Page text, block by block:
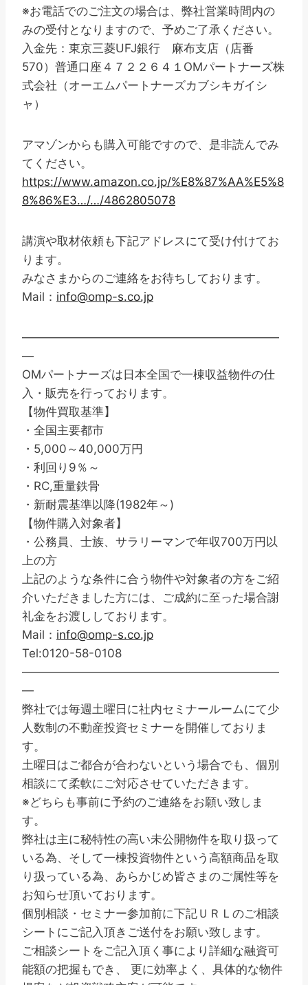
※お電話でのご注文の場合は、弊社営業時間内の
みの受付となりますので、予めご了承ください。
入金先：東京三菱UFJ銀行 麻布支店（店番
570）普通口座４７２２６４１OMパートナーズ株
式会社（オーエムパートナーズカブシキガイシ
ャ）
アマゾンからも購入可能ですので、是非読んでみ
てください。
https://www.amazon.co.jp/%E8%87%AA%E5%8
8%86%E3…/…/4862805078
講演や取材依頼も下記アドレスにて受け付けてお
ります。
みなさまからのご連絡をお待ちしております。
Mail： info@omp-s.co.jp
——————————————————————
—
OMパートナーズは日本全国で一棟収益物件の仕
入・販売を行っております。
【物件買取基準】
・全国主要都市
・5,000～40,000万円
・利回り9％～
・RC,重量鉄骨
・新耐震基準以降(1982年～)
【物件購入対象者】
・公務員、士族、サラリーマンで年収700万円以
上の方
上記のような条件に合う物件や対象者の方をご紹
介いただきました方には、ご成約に至った場合謝
礼金をお渡ししております。
Mail： info@omp-s.co.jp
Tel:0120-58-0108
——————————————————————
—
弊社では毎週土曜日に社内セミナールームにて少
人数制の不動産投資セミナーを開催しておりま
す。
土曜日はご都合が合わないという場合でも、個別
相談にて柔軟にご対応させていただきます。
※どちらも事前に予約のご連絡をお願い致しま
す。
弊社は主に秘特性の高い未公開物件を取り扱って
いる為、そして一棟投資物件という高額商品を取
り扱っている為、あらかじめ皆さまのご属性等を
お知らせ頂いております。
個別相談・セミナー参加前に下記ＵＲＬのご相談
シートにご記入頂きご送付をお願い致します。
ご相談シートをご記入頂く事により詳細な融資可
能額の把握もでき、 更に効率よく、具体的な物件